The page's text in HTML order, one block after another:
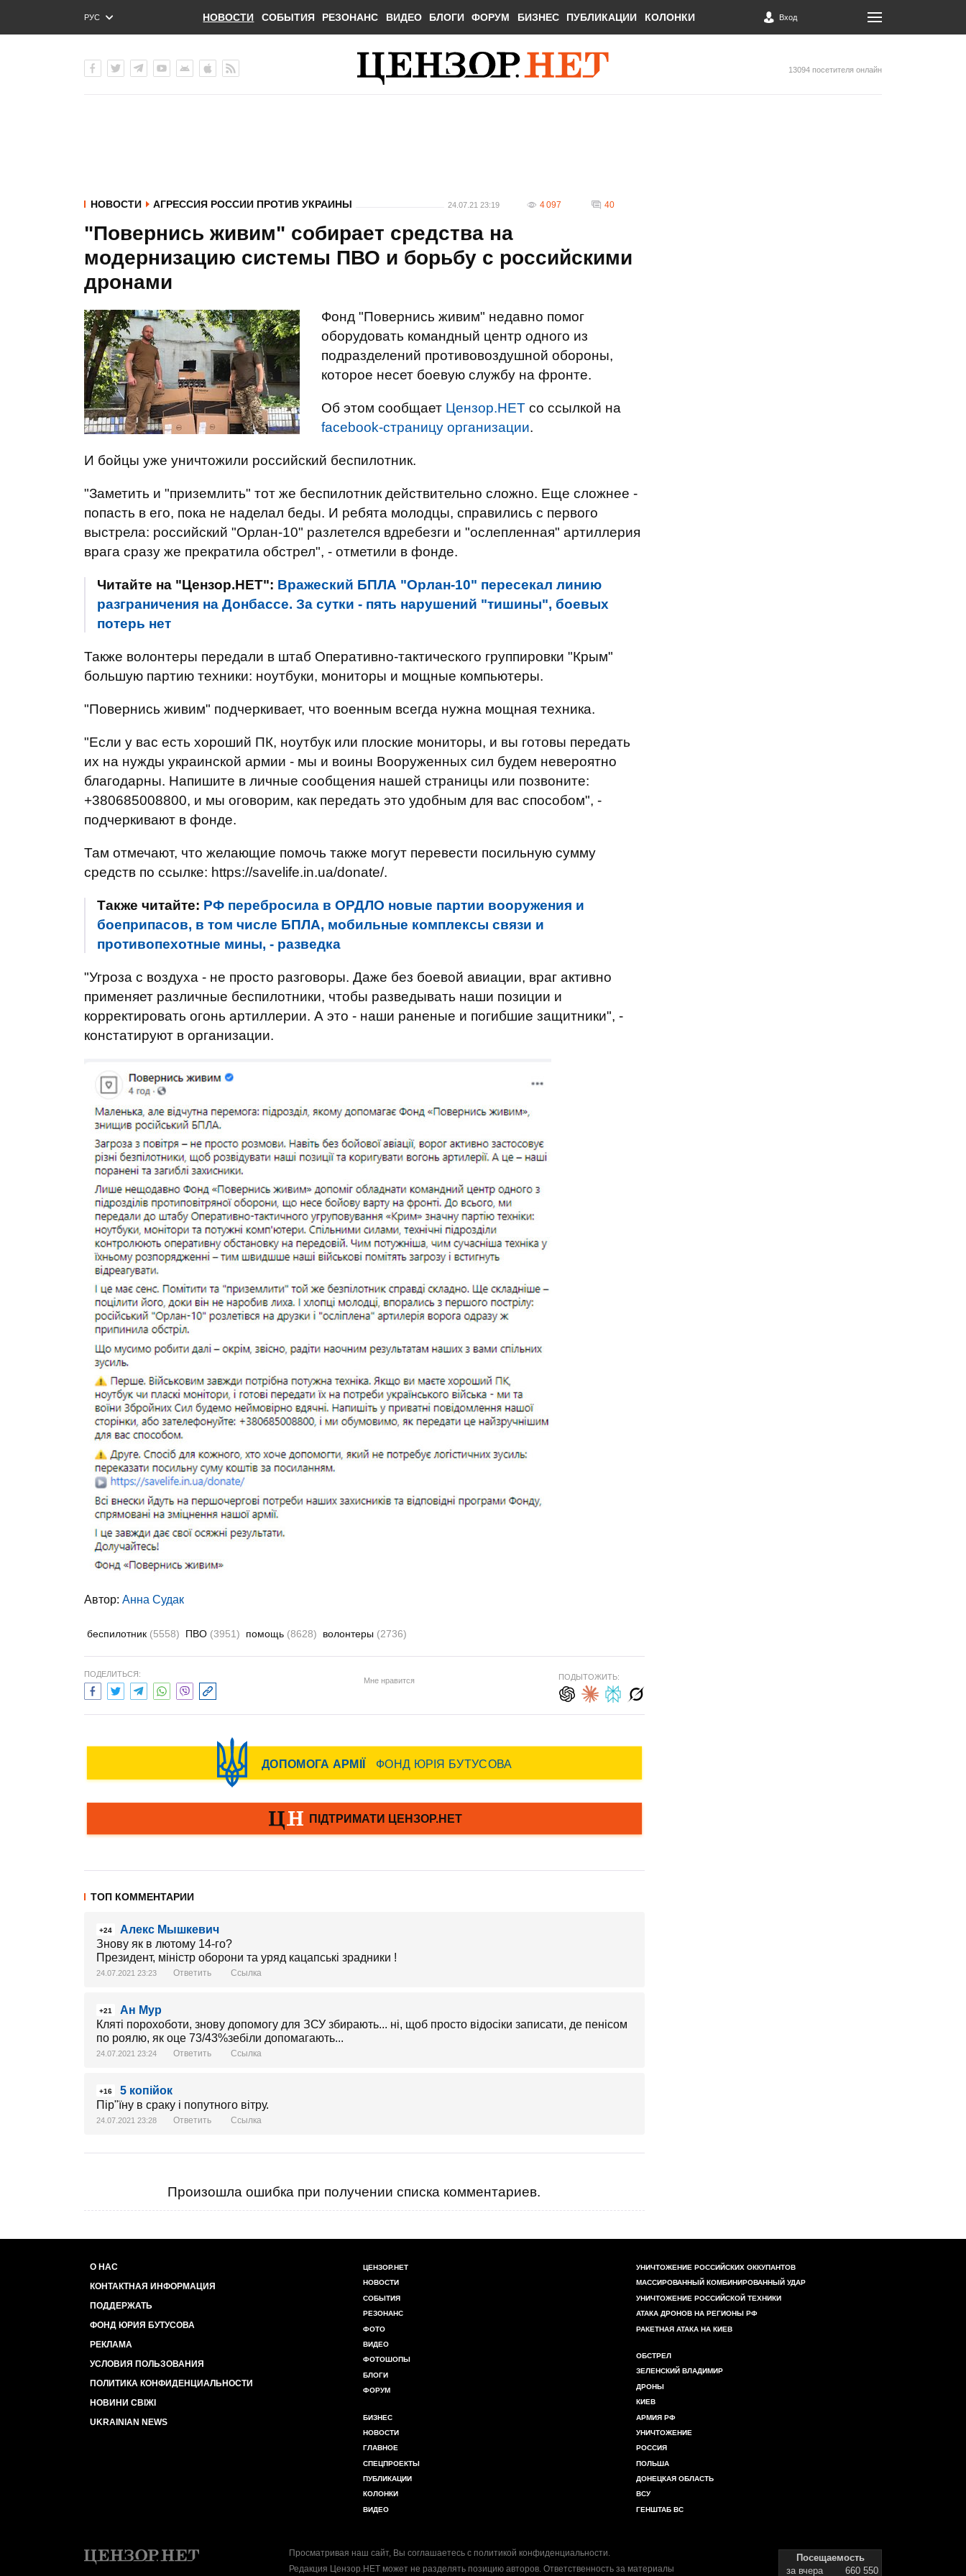
РУС
ENG
НОВОСТИ СОБЫТИЯ РЕЗОНАНС ВИДЕО БЛОГИ ФОРУМ БИЗНЕС ПУБЛИКАЦИИ КОЛОНКИ Вход
13094 посетителя онлайн
НОВОСТИ АГРЕССИЯ РОССИИ ПРОТИВ УКРАИНЫ 24.07.21 23:19 4 097 40
"Повернись живим" собирает средства на
модернизацию системы ПВО и борьбу с российскими
дронами
Фонд "Повернись живим" недавно помог
оборудовать командный центр одного из
подразделений противовоздушной обороны,
которое несет боевую службу на фронте.
Об этом сообщает Цензор.НЕТ со ссылкой на
facebook-страницу организации.
И бойцы уже уничтожили российский беспилотник.
"Заметить и "приземлить" тот же беспилотник действительно сложно. Еще сложнее -
попасть в его, пока не наделал беды. И ребята молодцы, справились с первого
выстрела: российский "Орлан-10" разлетелся вдребезги и "ослепленная" артиллерия
врага сразу же прекратила обстрел", - отметили в фонде.
Читайте на "Цензор.НЕТ": Вражеский БПЛА "Орлан-10" пересекал линию
разграничения на Донбассе. За сутки - пять нарушений "тишины", боевых
потерь нет
Также волонтеры передали в штаб Оперативно-тактического группировки "Крым"
большую партию техники: ноутбуки, мониторы и мощные компьютеры.
"Повернись живим" подчеркивает, что военным всегда нужна мощная техника.
"Если у вас есть хороший ПК, ноутбук или плоские мониторы, и вы готовы передать
их на нужды украинской армии - мы и воины Вооруженных сил будем невероятно
благодарны. Напишите в личные сообщения нашей страницы или позвоните:
+380685008800, и мы оговорим, как передать это удобным для вас способом", -
подчеркивают в фонде.
Там отмечают, что желающие помочь также могут перевести посильную сумму
средств по ссылке: https://savelife.in.ua/donate/.
Также читайте: РФ перебросила в ОРДЛО новые партии вооружения и
боеприпасов, в том числе БПЛА, мобильные комплексы связи и
противопехотные мины, - разведка
"Угроза с воздуха - не просто разговоры. Даже без боевой авиации, враг активно
применяет различные беспилотники, чтобы разведывать наши позиции и
корректировать огонь артиллерии. А это - наши раненые и погибшие защитники", -
констатируют в организации.
Автор: Анна Судак
беспилотник (5558) ПВО (3951) помощь (8628) волонтеры (2736)
ПОДЕЛИТЬСЯ:
Мне нравится ПОДЫТОЖИТЬ:
ТОП КОММЕНТАРИИ
+24
Алекс Мышкевич
Знову як в лютому 14-го?
Президент, міністр оборони та уряд кацапські зрадники !
24.07.2021 23:23 Ответить Ссылка
+21
Ан Мур
Кляті порохоботи, знову допомогу для ЗСУ збирають... ні, щоб просто відосіки записати, де пенісом
по роялю, як оце 73/43%зебіли допомагають...
24.07.2021 23:24 Ответить Ссылка
+16
5 копійок
Пір"їну в сраку і попутного вітру.
24.07.2021 23:28 Ответить Ссылка
Произошла ошибка при получении списка комментариев.
О НАС
КОНТАКТНАЯ ИНФОРМАЦИЯ
ПОДДЕРЖАТЬ
ФОНД ЮРИЯ БУТУСОВА
РЕКЛАМА
УСЛОВИЯ ПОЛЬЗОВАНИЯ
ПОЛИТИКА КОНФИДЕНЦИАЛЬНОСТИ
НОВИНИ СВІЖІ
UKRAINIAN NEWS
ЦЕНЗОР.НЕТ
НОВОСТИ
СОБЫТИЯ
РЕЗОНАНС
ФОТО
ВИДЕО
ФОТОШОПЫ
БЛОГИ
ФОРУМ
БИЗНЕС
НОВОСТИ
ГЛАВНОЕ
СПЕЦПРОЕКТЫ
ПУБЛИКАЦИИ
КОЛОНКИ
ВИДЕО
УНИЧТОЖЕНИЕ РОССИЙСКИХ ОККУПАНТОВ
МАССИРОВАННЫЙ КОМБИНИРОВАННЫЙ УДАР
УНИЧТОЖЕНИЕ РОССИЙСКОЙ ТЕХНИКИ
АТАКА ДРОНОВ НА РЕГИОНЫ РФ
РАКЕТНАЯ АТАКА НА КИЕВ
ОБСТРЕЛ
ЗЕЛЕНСКИЙ ВЛАДИМИР
ДРОНЫ
КИЕВ
АРМИЯ РФ
УНИЧТОЖЕНИЕ
РОССИЯ
ПОЛЬША
ДОНЕЦКАЯ ОБЛАСТЬ
ВСУ
ГЕНШТАБ ВС
Просматривая наш сайт, Вы соглашаетесь с политикой конфиденциальности.
Редакция Цензор.НЕТ может не разделять позицию авторов. Ответственность за материалы
Посещаемость
за вчера
660 550